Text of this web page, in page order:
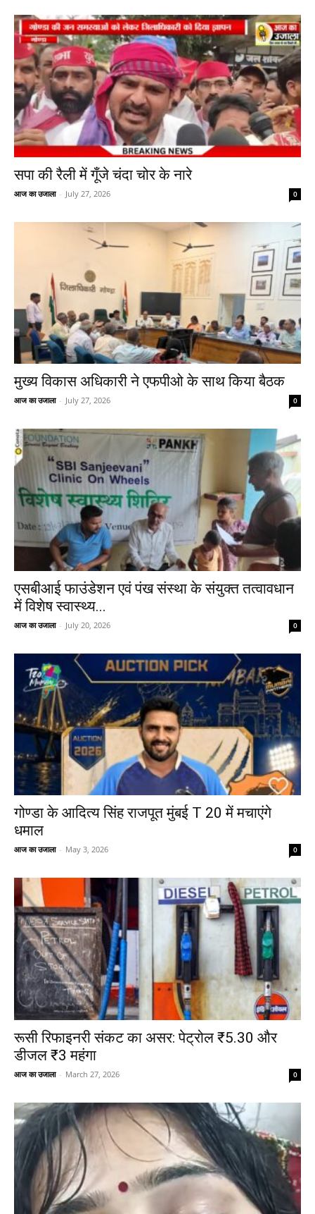
सपा की रैली में गूँजे चंदा चोर के नारे
आज का उजाला - July 27, 2026 0
मुख्य विकास अधिकारी ने एफपीओ के साथ किया बैठक
आज का उजाला - July 27, 2026 0
एसबीआई फाउंडेशन एवं पंख संस्था के संयुक्त तत्वावधान
में विशेष स्वास्थ्य...
आज का उजाला - July 20, 2026 0
गोण्डा के आदित्य सिंह राजपूत मुंबई T 20 में मचाएंगे
धमाल
आज का उजाला - May 3, 2026 0
रूसी रिफाइनरी संकट का असर: पेट्रोल ₹5.30 और
डीजल ₹3 महंगा
आज का उजाला - March 27, 2026 0